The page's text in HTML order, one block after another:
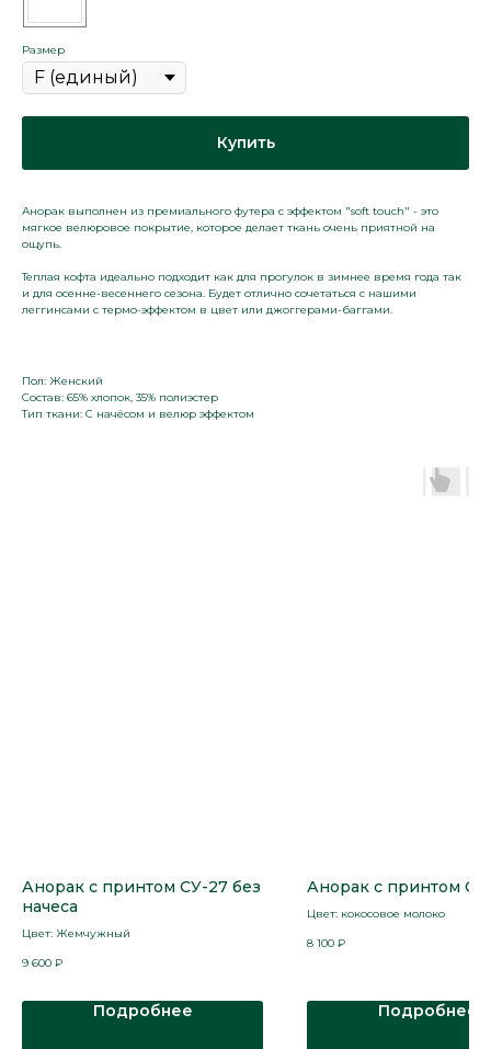
Размер
Купить
Анорак выполнен из премиального футера с эффектом "soft touch" - это
мягкое велюровое покрытие, которое делает ткань очень приятной на
ощупь.
Теплая кофта идеально подходит как для прогулок в зимнее время года так
и для осенне-весеннего сезона. Будет отлично сочетаться с нашими
леггинсами с термо-эффектом в цвет или джоггерами-баггами.
Пол: Женский
Состав: 65% хлопок, 35% полиэстер
Тип ткани: С начёсом и велюр эффектом
Анорак с принтом СУ-27 без
начеса
Цвет: Жемчужный
9 600 ₽
Подробнее
Анорак с принтом
Цвет: кокосовое молоко
8 100 ₽
Подробнее
Instagram*
Telegram
Подписывайтесь в соцсетях